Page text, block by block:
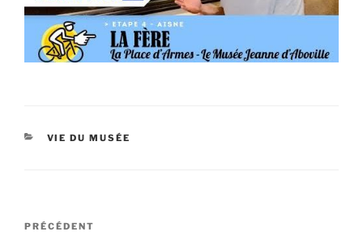
CATÉGORIES
VIE DU MUSÉE
Navigation
Article
PRÉCÉDENT